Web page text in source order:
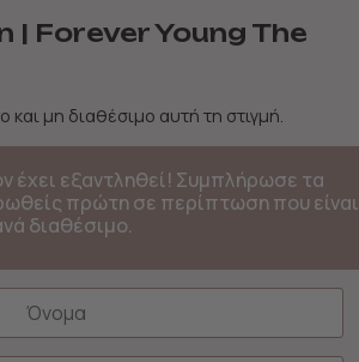
| Forever Young The
και μη διαθέσιμο αυτή τη στιγμή.
έχει εξαντληθεί! Συμπλήρωσε τα
πρώτη σε περίπτωση που είναι
διαθέσιμο.